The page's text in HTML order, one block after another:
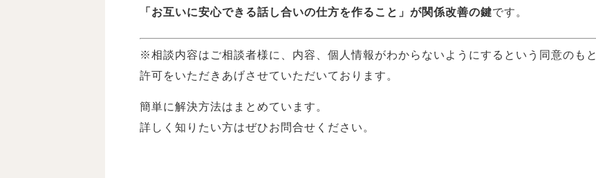
「お互いに安心できる話し合いの仕方を作ること」が関係改善の鍵です。
※相談内容はご相談者様に、内容、個人情報がわからないようにするという同意のもと
許可をいただきあげさせていただいております。
簡単に解決方法はまとめています。
詳しく知りたい方はぜひお問合せください。